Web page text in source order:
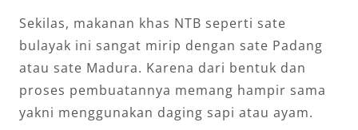
Sekilas, makanan khas NTB seperti sate
bulayak ini sangat mirip dengan sate Padang
atau sate Madura. Karena dari bentuk dan
proses pembuatannya memang hampir sama
yakni menggunakan daging sapi atau ayam.